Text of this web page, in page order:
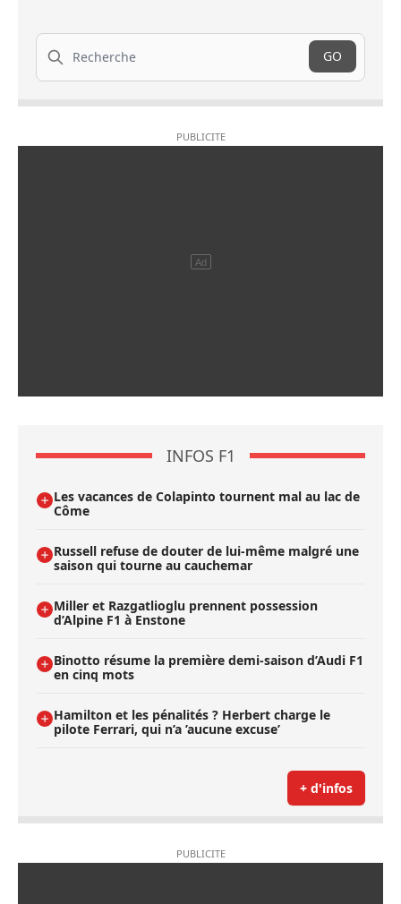
Recherche
GO
INFOS F1
Les vacances de Colapinto tournent mal au lac de
Côme
Russell refuse de douter de lui-même malgré une
saison qui tourne au cauchemar
Miller et Razgatlioglu prennent possession
d’Alpine F1 à Enstone
Binotto résume la première demi-saison d’Audi F1
en cinq mots
Hamilton et les pénalités ? Herbert charge le
pilote Ferrari, qui n’a ’aucune excuse’
+ d'infos